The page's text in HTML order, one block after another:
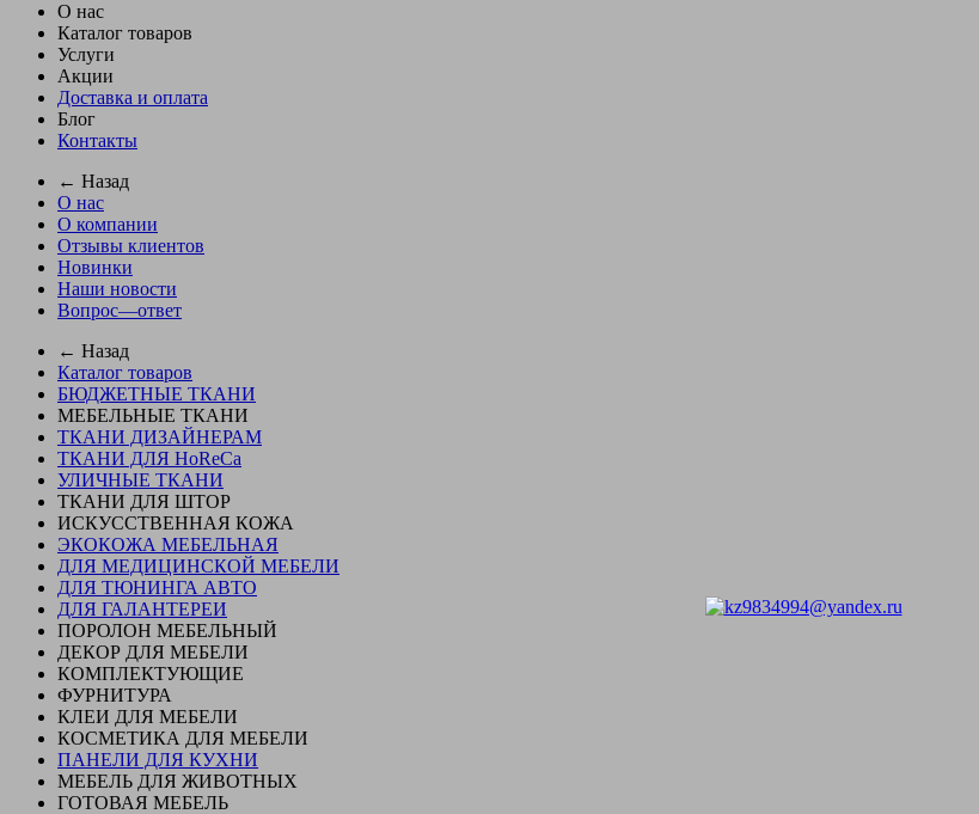
О нас
Каталог товаров
Услуги
Акции
Доставка и оплата
Блог
Контакты
← Назад
О нас
О компании
Отзывы клиентов
Новинки
Наши новости
Вопрос—ответ
← Назад
Каталог товаров
БЮДЖЕТНЫЕ ТКАНИ
МЕБЕЛЬНЫЕ ТКАНИ
ТКАНИ ДИЗАЙНЕРАМ
ТКАНИ ДЛЯ HoReCa
УЛИЧНЫЕ ТКАНИ
ТКАНИ ДЛЯ ШТОР
ИСКУССТВЕННАЯ КОЖА
ЭКОКОЖА МЕБЕЛЬНАЯ
ДЛЯ МЕДИЦИНСКОЙ МЕБЕЛИ
ДЛЯ ТЮНИНГА АВТО
ДЛЯ ГАЛАНТЕРЕИ
ПОРОЛОН МЕБЕЛЬНЫЙ
ДЕКОР ДЛЯ МЕБЕЛИ
КОМПЛЕКТУЮЩИЕ
ФУРНИТУРА
КЛЕИ ДЛЯ МЕБЕЛИ
КОСМЕТИКА ДЛЯ МЕБЕЛИ
ПАНЕЛИ ДЛЯ КУХНИ
МЕБЕЛЬ ДЛЯ ЖИВОТНЫХ
ГОТОВАЯ МЕБЕЛЬ